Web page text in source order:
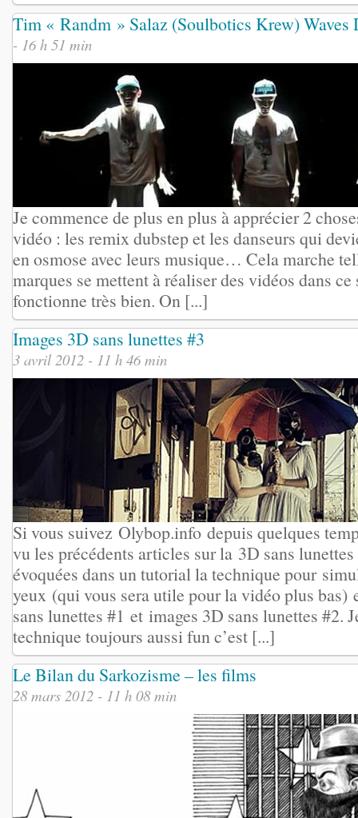
Tim « Randm » Salaz (Soulbotics Krew) Waves
- 16 h 51 min
Je commence de plus en plus à apprécier 2
vidéo : les remix dubstep et les danseurs qui
en osmose avec leurs musique… Cela marche
marques se mettent à réaliser des vidéos dans
fonctionne très bien. On [...]
Images 3D sans lunettes #3
3 avril 2012 - 11 h 46 min
Si vous suivez Olybop.info depuis quelques
vu les précédents articles sur la 3D sans
évoquées dans un tutorial la technique pour
yeux (qui vous sera utile pour la vidéo plus bas)
sans lunettes #1 et images 3D sans lunettes #2.
technique toujours aussi fun c’est [...]
Le Bilan du Sarkozisme – les films
28 mars 2012 - 11 h 08 min